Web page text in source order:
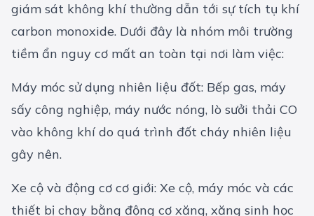
giám sát không khí thường dẫn tới sự tích tụ khí
carbon monoxide. Dưới đây là nhóm môi trường
tiềm ẩn nguy cơ mất an toàn tại nơi làm việc:
Máy móc sử dụng nhiên liệu đốt: Bếp gas, máy
sấy công nghiệp, máy nước nóng, lò sưởi thải CO
vào không khí do quá trình đốt cháy nhiên liệu
gây nên.
Xe cộ và động cơ cơ giới: Xe cộ, máy móc và các
thiết bị chạy bằng động cơ xăng, xăng sinh học